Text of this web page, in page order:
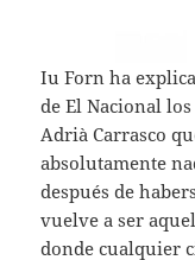
Iu Forn ha
de El Nacional
Adrià Carrasco
absolutamente
después de
vuelve a ser
donde cualquier